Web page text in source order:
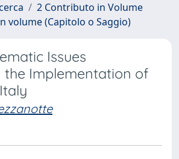
2 Contributo in Volume
volume (Capitolo o Saggio)
Issues
the Implementation of